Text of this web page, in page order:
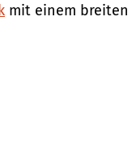
mit einem breiten